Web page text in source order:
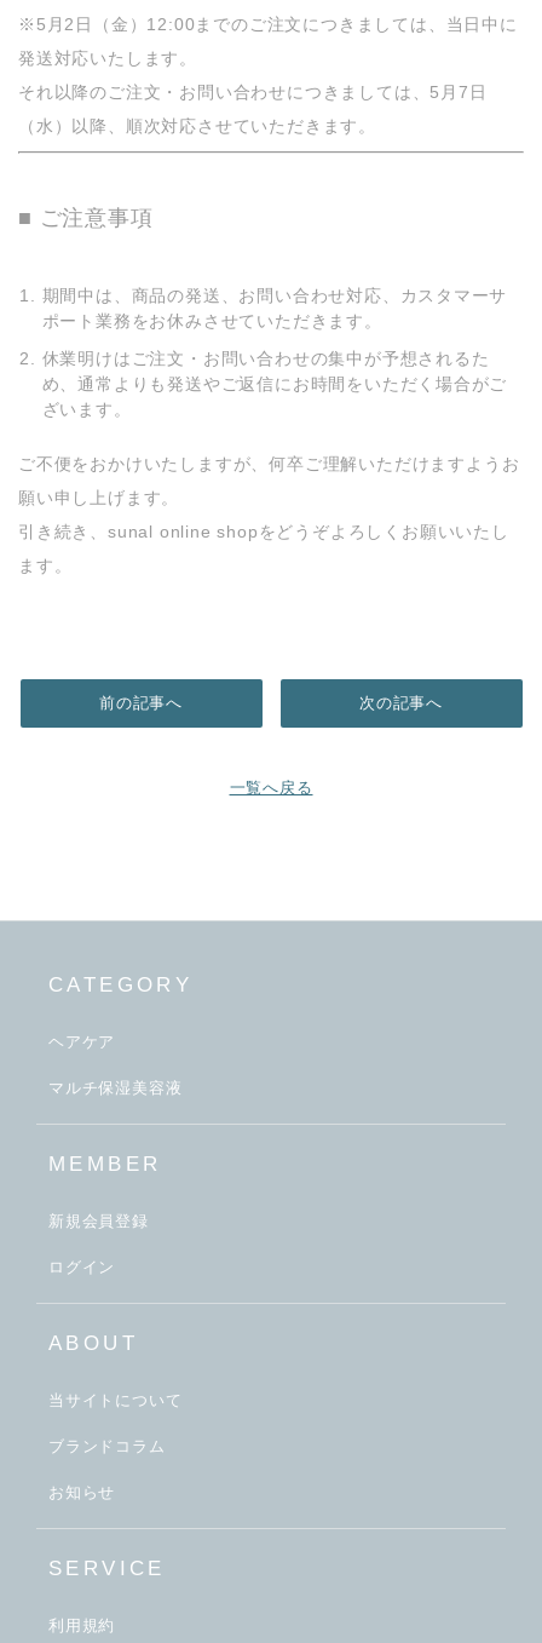
※5月2日（金）12:00までのご注文につきましては、当日中に
発送対応いたします。
それ以降のご注文・お問い合わせにつきましては、 5月7日
（水）以降 、順次対応させていただきます。
■ ご注意事項
期間中は、商品の発送、お問い合わせ対応、カスタマーサ
ポート業務をお休みさせていただきます。
休業明けはご注文・お問い合わせの集中が予想されるた
め、通常よりも発送やご返信にお時間をいただく場合がご
ざいます。
ご不便をおかけいたしますが、何卒ご理解いただけますようお
願い申し上げます。
引き続き、sunal online shopをどうぞよろしくお願いいたし
ます。
前の記事へ
一覧へ戻る
次の記事へ
CATEGORY
ヘアケア
マルチ保湿美容液
MEMBER
新規会員登録
ログイン
ABOUT
当サイトについて
ブランドコラム
お知らせ
SERVICE
利用規約